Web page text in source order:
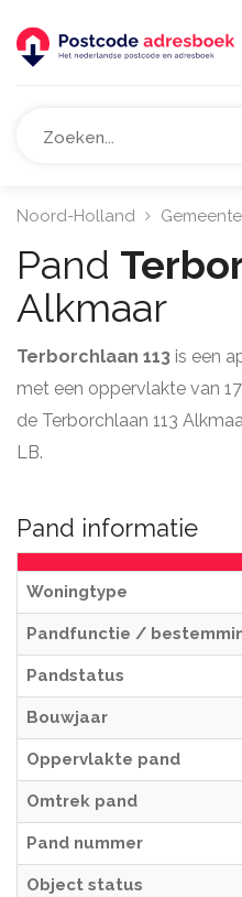
Noord-Holland
Pand
Alkmaar
Terborchlaan 113 is een
met een oppervlakte van
de Terborchlaan 113
LB.
Pand informatie
Woningtype
Pandfunctie /
Pandstatus
Bouwjaar
Oppervlakte pand
Omtrek pand
Pand nummer
Object status